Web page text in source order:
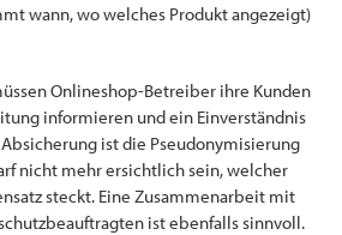
wann, wo welches Produkt angezeigt)
Onlineshop-Betreiber ihre Kunden
informieren und ein Einverständnis
ist die Pseudonymisierung
nicht mehr ersichtlich sein, welcher
steckt. Eine Zusammenarbeit mit
ist ebenfalls sinnvoll.